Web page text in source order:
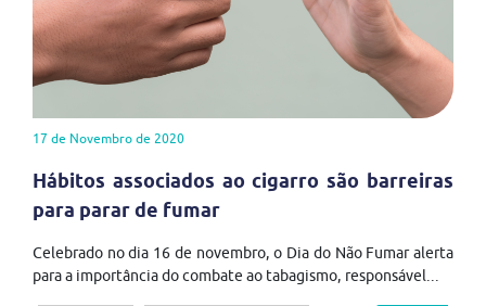
17 de Novembro de 2020
Hábitos associados ao cigarro são barreiras
para parar de fumar
Celebrado no dia 16 de novembro, o Dia do Não Fumar alerta
para a importância do combate ao tabagismo, responsável...